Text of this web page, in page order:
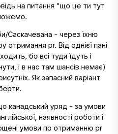
на питання "що це ти тут
Саскачевана - через їхню
отримання pr. Від однієї пані
бо всі туди їдуть і
і в нас там шансів немає)
Як запасний варіант
канадський уряд - за умови
наявності роботи і
умови по отриманню pr